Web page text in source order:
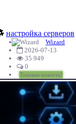
настройка серверов
Wizard
2026-07-13
35 949
0
Топовая новость!